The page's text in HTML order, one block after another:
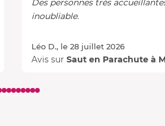
Des personnes très
inoubliable.
Léo D., le 28 juillet 2026
Avis sur Saut en Parachute à